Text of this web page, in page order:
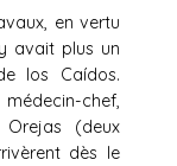
en vertu
avait plus un
los Caídos.
chef,
Orejas (deux
dès le